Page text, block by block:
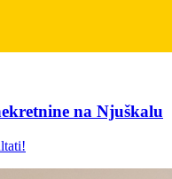
na Njuškalu